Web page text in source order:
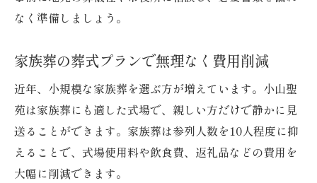
なく準備しましょう。
家族葬の葬式プランで無理なく費用削減
近年、小規模な家族葬を選ぶ方が増えています。小山聖
苑は家族葬にも適した式場で、親しい方だけで静かに見
送ることができます。家族葬は参列人数を10人程度に抑
えることで、式場使用料や飲食費、返礼品などの費用を
大幅に削減できます。